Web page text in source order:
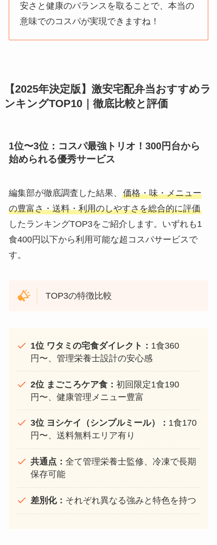
安さと健康のバランスを取ることで、本当の
意味でのコスパが実現できますね！
【2025年決定版】激安宅配弁当おすすめラ
ンキングTOP10｜徹底比較と評価
1位〜3位：コスパ最強トリオ！300円台から
始められる優秀サービス
編集部が徹底調査した結果、 価格・味・メニュー
の豊富さ・送料・利用のしやすさを総合的に評価
したランキングTOP3をご紹介します。いずれも1
食400円以下から利用可能な超コスパサービスで
す。
TOP3の特徴比較
1位 ワタミの宅食ダイレクト： 1食360
円〜、管理栄養士設計の安心感
2位 まごころケア食： 初回限定1食190
円〜、健康管理メニュー豊富
3位 ヨシケイ（シンプルミール）： 1食170
円〜、送料無料エリア有り
共通点： 全て管理栄養士監修、冷凍で長期
保存可能
差別化： それぞれ異なる強みと特色を持つ